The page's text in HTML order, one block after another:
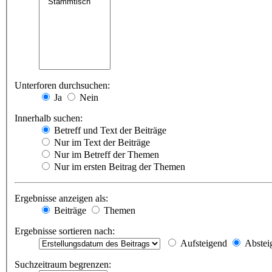
Unterforen durchsuchen:
Ja
Nein
Innerhalb suchen:
Betreff und Text der Beiträge
Nur im Text der Beiträge
Nur im Betreff der Themen
Nur im ersten Beitrag der Themen
Ergebnisse anzeigen als:
Beiträge
Themen
Ergebnisse sortieren nach:
Aufsteigend
Suchzeitraum begrenzen: